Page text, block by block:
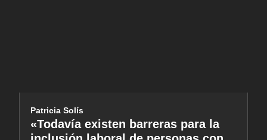
Patricia Solís
«Todavía existen barreras para la